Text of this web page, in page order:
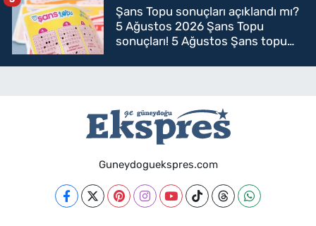
Şans Topu sonuçları açıklandı mı?
5 Ağustos 2026 Şans Topu
sonuçları! 5 Ağustos Şans topu
Guneydoguekspres.com